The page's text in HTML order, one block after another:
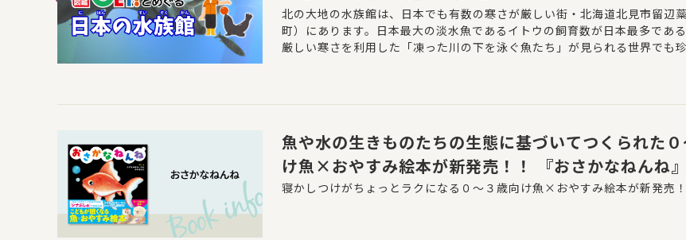
北の大地の水族館は、日本でも有数の寒さが厳しい街・北海道北見市留辺
町）にあります。日本最大の淡水魚であるイトウの飼育数が日本最多であ
厳しい寒さを利用した「凍った川の下を泳ぐ魚たち」が見られる世界でも
魚や水の生きものたちの生態に基づいてつくられた
け魚×おやすみ絵本が新発売！！ 『おさかなねんね』
寝かしつけがちょっとラクになる０～３歳向け魚×おやすみ絵本が新発売！